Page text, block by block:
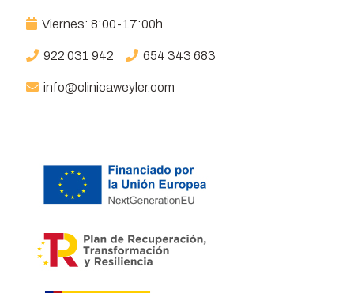
Viernes: 8:00-17:00h
922 031 942 654 343 683
info@clinicaweyler.com